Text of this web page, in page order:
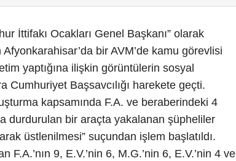
İttifakı Ocakları Genel Başkanı” olarak
bir AVM’de kamu görevlisi
yaptığına ilişkin görüntülerin sosyal
Cumhuriyet Başsavcılığı harekete geçti.
kapsamında F.A. ve beraberindeki 4
durdurulan bir araçta yakalanan şüpheliler
üstlenilmesi” suçundan işlem başlatıldı.
F.A.’nın 9, E.V.’nin 6, M.G.’nin 6, E.V.’nin 4 ve